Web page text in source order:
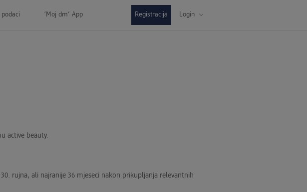
podaci ’Moj dm‘ App Registracija Login
active beauty.
rujna, ali najranije 36 mjeseci nakon prikupljanja relevantnih